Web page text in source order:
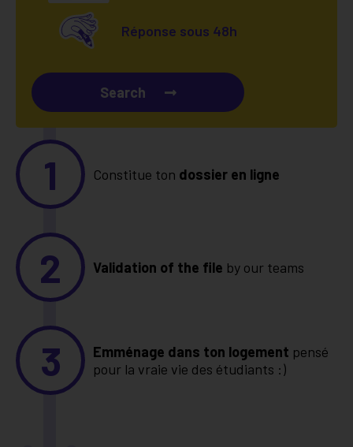
Réponse sous 48h
Search
1 Constitue ton dossier en ligne
2 Validation of the file by our teams
3 Emménage dans ton logement pensé
pour la vraie vie des étudiants :)